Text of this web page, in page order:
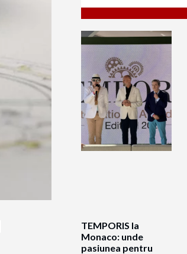
TEMPORIS la
Monaco: unde
pasiunea pentru